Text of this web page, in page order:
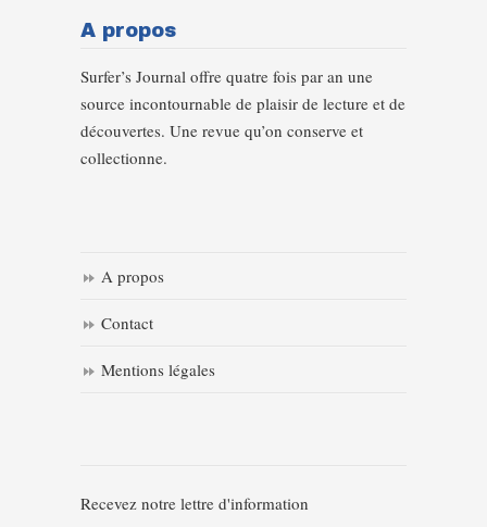
A propos
Surfer’s Journal offre quatre fois par an une
source incontournable de plaisir de lecture et de
découvertes. Une revue qu’on conserve et
collectionne.
A propos
Contact
Mentions légales
Recevez notre lettre d'information